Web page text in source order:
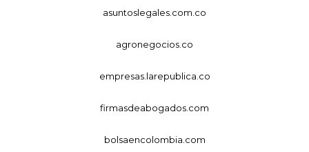
asuntoslegales.com.co
agronegocios.co
empresas.larepublica.co
firmasdeabogados.com
bolsaencolombia.com